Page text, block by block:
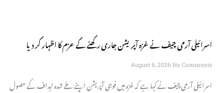
اسرائیلی آرمی چیف نے غزہ آپریشن جاری رکھنے کے عزم کا اظہار کر دیا
August 6, 2026 No Comments
اسرائیلی آرمی چیف نے کہا ہے کہ غزہ میں فوجی آپریشن اپنے طے شدہ اہداف کے حصول